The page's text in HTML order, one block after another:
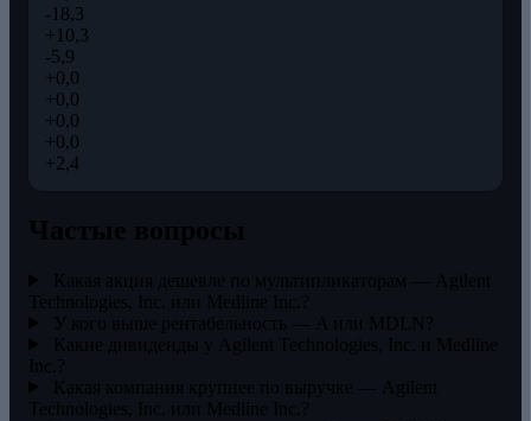
-18,3
+10,3
-5,9
+0,0
+0,0
+0,0
+0,0
+2,4